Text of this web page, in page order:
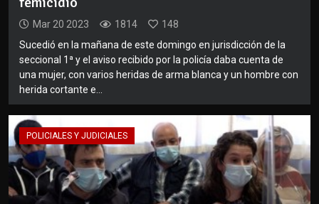
Mar 20 2023 1814
148
Sucedió en la mañana de este domingo en jurisdicción de la
seccional 1ª y el aviso recibido por la policía daba cuenta de
una mujer, con varios heridas de arma blanca y un hombre con
herida cortante e...
POLICIALES Y JUDICIALES